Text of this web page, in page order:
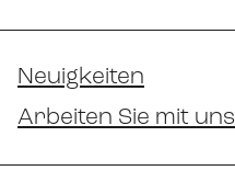
Neuigkeiten
Arbeiten Sie mit uns